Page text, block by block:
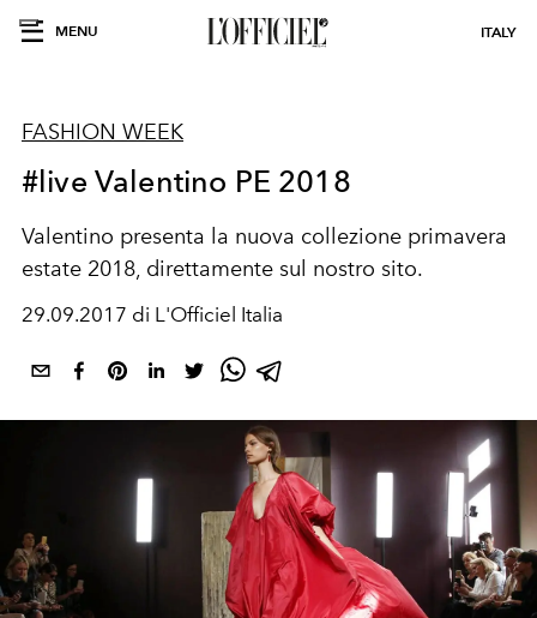
MENU ITALY
FASHION WEEK
#live Valentino PE 2018
Valentino presenta la nuova collezione primavera
estate 2018, direttamente sul nostro sito.
29.09.2017 di L'Officiel Italia